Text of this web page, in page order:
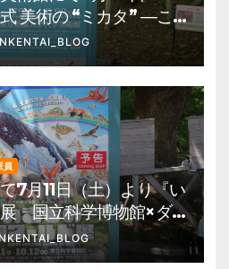
美術の “ミカタ” ―こ
―』を開催。 上野公
混雑情報他
員
7月11日（土）より『い
国立科学博物館×ダ
』を開催。 上野公園
雑情報他